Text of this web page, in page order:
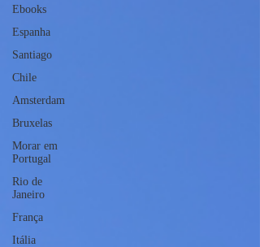
Ebooks
Espanha
Santiago
Chile
Amsterdam
Bruxelas
Morar em
Portugal
Rio de
Janeiro
França
Itália